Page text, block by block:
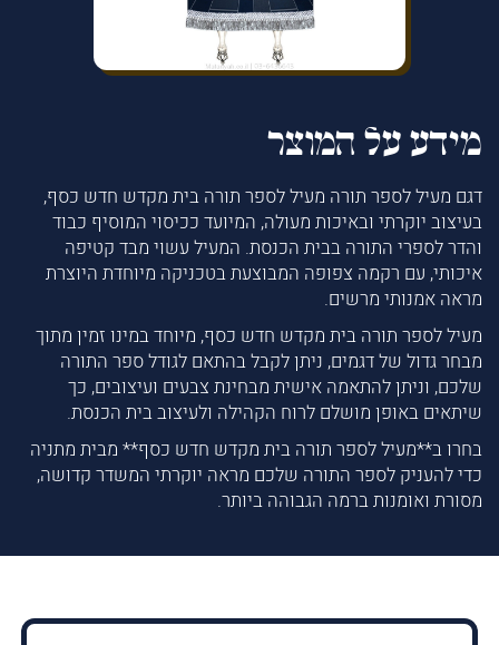
מידע על המוצר
דגם מעיל לספר תורה מעיל לספר תורה בית מקדש חדש כסף,
בעיצוב יוקרתי ובאיכות מעולה, המיועד ככיסוי המוסיף כבוד
והדר לספרי התורה בבית הכנסת. המעיל עשוי מבד קטיפה
איכותי, עם רקמה צפופה המבוצעת בטכניקה מיוחדת היוצרת
מראה אמנותי מרשים.
מעיל לספר תורה בית מקדש חדש כסף, מיוחד במינו זמין מתוך
מבחר גדול של דגמים, ניתן לקבל בהתאם לגודל ספר התורה
שלכם, וניתן להתאמה אישית מבחינת צבעים ועיצובים, כך
שיתאים באופן מושלם לרוח הקהילה ולעיצוב בית הכנסת.
בחרו ב**מעיל לספר תורה בית מקדש חדש כסף** מבית מתניה
כדי להעניק לספר התורה שלכם מראה יוקרתי המשדר קדושה,
מסורת ואומנות ברמה הגבוהה ביותר.